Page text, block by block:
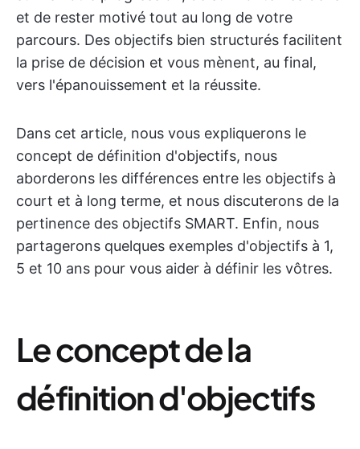
et de rester motivé tout au long de votre
parcours. Des objectifs bien structurés facilitent
la prise de décision et vous mènent, au final,
vers l'épanouissement et la réussite.
Dans cet article, nous vous expliquerons le
concept de définition d'objectifs, nous
aborderons les différences entre les objectifs à
court et à long terme, et nous discuterons de la
pertinence des objectifs SMART. Enfin, nous
partagerons quelques exemples d'objectifs à 1,
5 et 10 ans pour vous aider à définir les vôtres.
Le concept de la
définition d'objectifs